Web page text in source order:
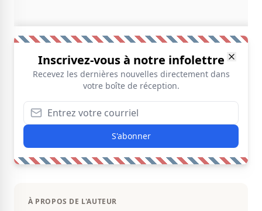
Inscrivez-vous à notre infolettre
Recevez les dernières nouvelles directement dans
votre boîte de réception.
S'abonner
À PROPOS DE L'AUTEUR